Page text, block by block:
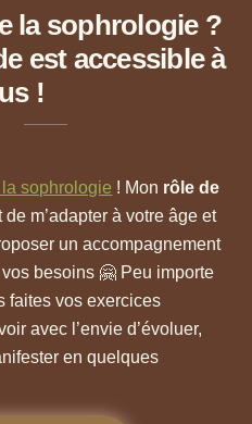
la sophrologie ?
est accessible à
!
sophrologie ! Mon rôle de
m’adapter à votre âge et
un accompagnement
besoins 🤗 Peu importe
faites vos exercices
avec l’envie d’évoluer,
en quelques